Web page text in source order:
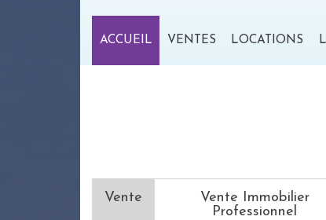
ACCUEIL VENTES LOCATIONS
Vente
Vente Immobilier
Professionnel